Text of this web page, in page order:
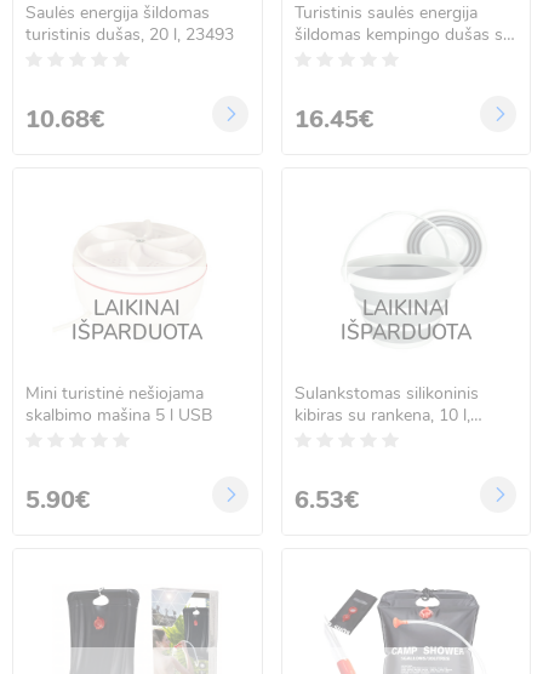
Saulės energija šildomas
turistinis dušas, 20 l, 23493
10.68€
Turistinis saulės energija
šildomas kempingo dušas su
16.45€
LAIKINAI
IŠPARDUOTA
Mini turistinė nešiojama
skalbimo mašina 5 l USB
5.90€
LAIKINAI
IŠPARDUOTA
Sulankstomas silikoninis
kibiras su rankena, 10 l,
6.53€